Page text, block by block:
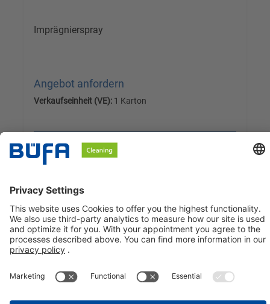
Imprägnierspray
Angebot anfordern
Verkaufseinheit (VE): 1 Karton